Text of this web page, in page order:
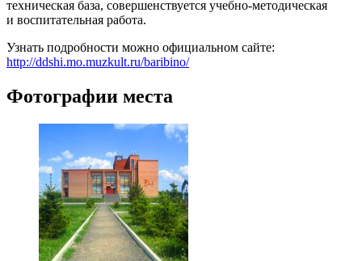
техническая база, совершенствуется учебно-методическая
и воспитательная работа.
Узнать подробности можно официальном сайте:
http://ddshi.mo.muzkult.ru/baribino/
Фотографии места